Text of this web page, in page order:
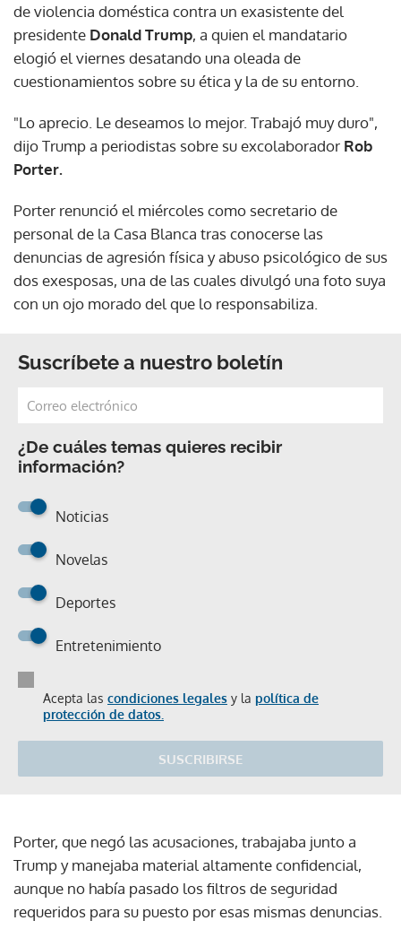
de violencia doméstica contra un exasistente del
presidente Donald Trump, a quien el mandatario
elogió el viernes desatando una oleada de
cuestionamientos sobre su ética y la de su entorno.
"Lo aprecio. Le deseamos lo mejor. Trabajó muy duro",
dijo Trump a periodistas sobre su excolaborador Rob
Porter.
Porter renunció el miércoles como secretario de
personal de la Casa Blanca tras conocerse las
denuncias de agresión física y abuso psicológico de sus
dos exesposas, una de las cuales divulgó una foto suya
con un ojo morado del que lo responsabiliza.
Suscríbete a nuestro boletín
¿De cuáles temas quieres recibir
información?
Noticias
Novelas
Deportes
Entretenimiento
Acepta las condiciones legales y la política de
protección de datos.
SUSCRIBIRSE
Porter, que negó las acusaciones, trabajaba junto a
Trump y manejaba material altamente confidencial,
aunque no había pasado los filtros de seguridad
requeridos para su puesto por esas mismas denuncias.